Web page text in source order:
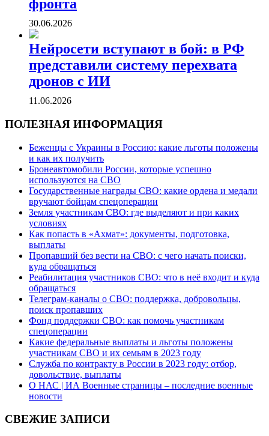
фронта
30.06.2026
Нейросети вступают в бой: в РФ
представили систему перехвата
дронов с ИИ
11.06.2026
ПОЛЕЗНАЯ ИНФОРМАЦИЯ
Беженцы с Украины в Россию: какие льготы положены
и как их получить
Бронеавтомобили России, которые успешно
используются на СВО
Государственные награды СВО: какие ордена и медали
вручают бойцам спецоперации
Земля участникам СВО: где выделяют и при каких
условиях
Как попасть в «Ахмат»: документы, подготовка,
выплаты
Пропавший без вести на СВО: с чего начать поиски,
куда обращаться
Реабилитация участников СВО: что в неё входит и куда
обращаться
Телеграм-каналы о СВО: поддержка, добровольцы,
поиск пропавших
Фонд поддержки СВО: как помочь участникам
спецоперации
Какие федеральные выплаты и льготы положены
участникам СВО и их семьям в 2023 году
Служба по контракту в России в 2023 году: отбор,
довольствие, выплаты
О НАС | ИА Военные страницы – последние военные
новости
СВЕЖИЕ ЗАПИСИ